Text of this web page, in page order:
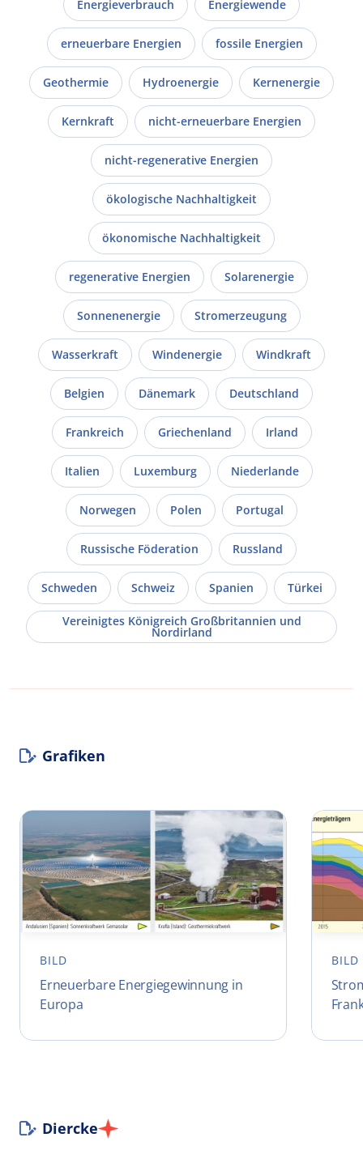
Energieverbrauch Energiewende
erneuerbare Energien fossile Energien
Geothermie Hydroenergie Kernenergie
Kernkraft nicht-erneuerbare Energien
nicht-regenerative Energien
ökologische Nachhaltigkeit
ökonomische Nachhaltigkeit
regenerative Energien Solarenergie
Sonnenenergie Stromerzeugung
Wasserkraft Windenergie Windkraft
Belgien Dänemark Deutschland
Frankreich Griechenland Irland
Italien Luxemburg Niederlande
Norwegen Polen Portugal
Russische Föderation Russland
Schweden Schweiz Spanien Türkei
Vereinigtes Königreich Großbritannien und
Nordirland
Grafiken
BILD
Erneuerbare Energiegewinnung in
Europa
BILD
Diercke